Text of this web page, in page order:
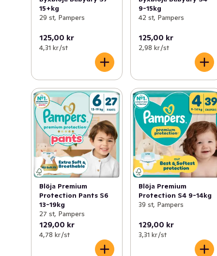
15+kg
29 st, Pampers
125,00 kr
4,31 kr /st
9-15kg
42 st, Pampers
125,00 kr
2,98 kr /st
Blöja Premium
Protection Pants S6
13-19kg
27 st, Pampers
129,00 kr
4,78 kr /st
Blöja Premium
Protection S4 9-14kg
39 st, Pampers
129,00 kr
3,31 kr /st